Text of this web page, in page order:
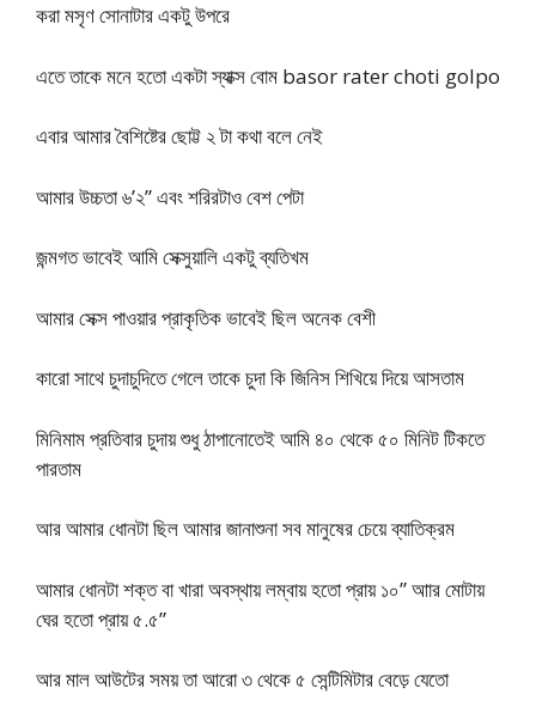
করা মসৃণ সোনাটার একটু উপরে
এতে তাকে মনে হতো একটা স্যাক্স বোম basor rater choti golpo
এবার আমার বৈশিষ্টের ছোট্ট ২ টা কথা বলে নেই
আমার উচ্চতা ৬’২” এবং শরিরটাও বেশ পেটা
জন্মগত ভাবেই আমি সেক্সুয়ালি একটু ব্যতিখম
আমার সেক্স পাওয়ার প্রাকৃতিক ভাবেই ছিল অনেক বেশী
কারো সাথে চুদাচুদিতে গেলে তাকে চুদা কি জিনিস শিখিয়ে দিয়ে আসতাম
মিনিমাম প্রতিবার চুদায় শুধু ঠাপানোতেই আমি ৪০ থেকে ৫০ মিনিট টিকতে
পারতাম
আর আমার ধোনটা ছিল আমার জানাশুনা সব মানুষের চেয়ে ব্যাতিক্রম
আমার ধোনটা শক্ত বা খারা অবস্থায় লম্বায় হতো প্রায় ১০” আার মোটায়
ঘের হতো প্রায় ৫.৫”
আর মাল আউটের সময় তা আরো ৩ থেকে ৫ সেন্টিমিটার বেড়ে যেতো